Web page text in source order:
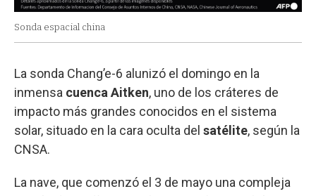
Sonda espacial china
La sonda Chang’e-6 alunizó el domingo en la
inmensa cuenca Aitken, uno de los cráteres de
impacto más grandes conocidos en el sistema
solar, situado en la cara oculta del satélite, según la
CNSA.
La nave, que comenzó el 3 de mayo una compleja